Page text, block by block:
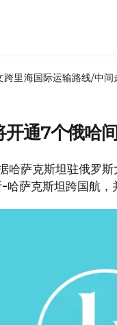
跨里海国际运输路线/中间
通7个俄哈
萨克斯坦驻俄罗
萨克斯坦跨国航，